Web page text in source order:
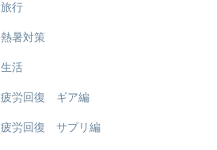
旅行
熱暑対策
生活
疲労回復 ギア編
疲労回復 サプリ編